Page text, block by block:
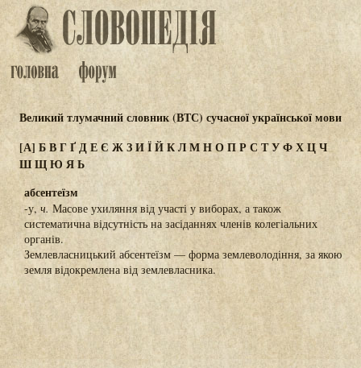
Великий тлумачний словник (ВТС) сучасної української мови
[А] БВГҐДЕЄ ЖЗИЇЙКЛМНОПР СТУФХЦЧ
ШЩЮЯЬ
абсентеїзм
-у, ч. Масове ухиляння від участі у виборах, а також
систематична відсутність на засіданнях членів колегіальних
органів.
Землевласницький абсентеїзм — форма землеволодіння, за якою
земля відокремлена від землевласника.